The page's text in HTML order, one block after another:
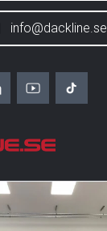
info@dackline.se